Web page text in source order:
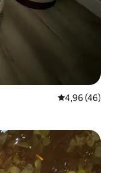
4,96 de uma
4,96 (46)